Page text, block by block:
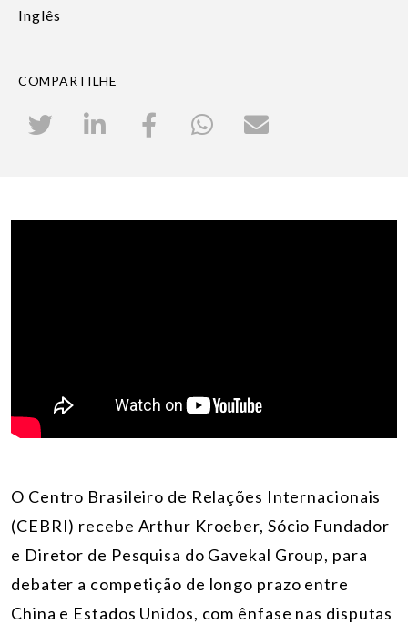
Inglês
COMPARTILHE
O Centro Brasileiro de Relações Internacionais
(CEBRI) recebe Arthur Kroeber, Sócio Fundador
e Diretor de Pesquisa do Gavekal Group, para
debater a competição de longo prazo entre
China e Estados Unidos, com ênfase nas disputas